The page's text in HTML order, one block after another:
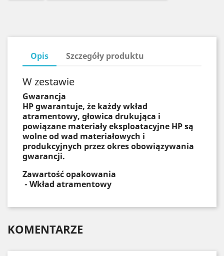
Opis Szczegóły produktu
W zestawie
Gwarancja
HP gwarantuje, że każdy wkład
atramentowy, głowica drukująca i
powiązane materiały eksploatacyjne HP są
wolne od wad materiałowych i
produkcyjnych przez okres obowiązywania
gwarancji.
Zawartość opakowania
- Wkład atramentowy
KOMENTARZE